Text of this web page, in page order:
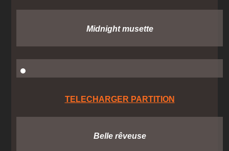
Midnight musette
TELECHARGER PARTITION
Belle rêveuse